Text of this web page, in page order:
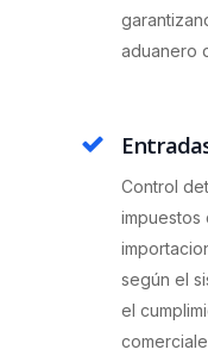
aduanero
Control
impuestos
según el
el